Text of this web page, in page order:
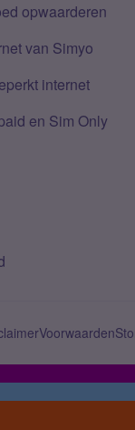
opwaarderen
van Simyo
internet
en Sim Only
Voorwaarden